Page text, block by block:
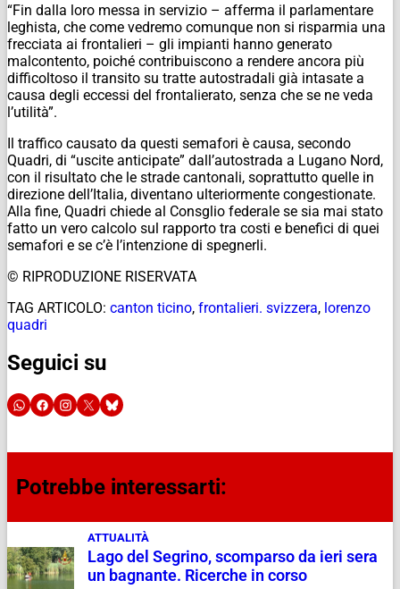
“Fin dalla loro messa in servizio – afferma il parlamentare
leghista, che come vedremo comunque non si risparmia una
frecciata ai frontalieri – gli impianti hanno generato
malcontento, poiché contribuiscono a rendere ancora più
difficoltoso il transito su tratte autostradali già intasate a
causa degli eccessi del frontalierato, senza che se ne veda
l’utilità”.
Il traffico causato da questi semafori è causa, secondo
Quadri, di “uscite anticipate” dall’autostrada a Lugano Nord,
con il risultato che le strade cantonali, soprattutto quelle in
direzione dell’Italia, diventano ulteriormente congestionate.
Alla fine, Quadri chiede al Consglio federale se sia mai stato
fatto un vero calcolo sul rapporto tra costi e benefici di quei
semafori e se c’è l’intenzione di spegnerli.
© RIPRODUZIONE RISERVATA
TAG ARTICOLO: canton ticino, frontalieri. svizzera, lorenzo
quadri
Seguici su
Potrebbe interessarti:
ATTUALITÀ
Lago del Segrino, scomparso da ieri sera
un bagnante. Ricerche in corso